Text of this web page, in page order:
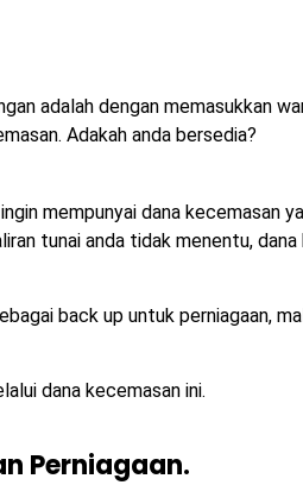
adalah dengan memasukkan
Adakah anda bersedia?
mempunyai dana kecemasan
tunai anda tidak menentu,
back up untuk perniagaan,
dana kecemasan ini.
Perniagaan.